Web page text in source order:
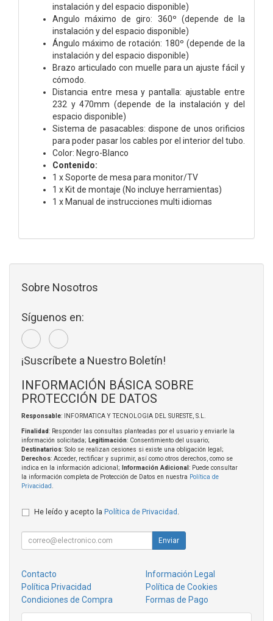
instalación y del espacio disponible)
Angulo máximo de giro: 360º (depende de la
instalación y del espacio disponible)
Ángulo máximo de rotación: 180º (depende de la
instalación y del espacio disponible)
Brazo articulado con muelle para un ajuste fácil y
cómodo.
Distancia entre mesa y pantalla: ajustable entre
232 y 470mm (depende de la instalación y del
espacio disponible)
Sistema de pasacables: dispone de unos orificios
para poder pasar los cables por el interior del tubo.
Color: Negro-Blanco
Contenido:
1 x Soporte de mesa para monitor/TV
1 x Kit de montaje (No incluye herramientas)
1 x Manual de instrucciones multi idiomas
Sobre Nosotros
Síguenos en:
¡Suscríbete a Nuestro Boletín!
INFORMACIÓN BÁSICA SOBRE
PROTECCIÓN DE DATOS
Responsable: INFORMATICA Y TECNOLOGIA DEL SURESTE, S.L.
Finalidad: Responder las consultas planteadas por el usuario y enviarle la
información solicitada; Legitimación: Consentimiento del usuario;
Destinatarios: Solo se realizan cesiones si existe una obligación legal;
Derechos: Acceder, rectificar y suprimir, así como otros derechos, como se
indica en la información adicional;
Información Adicional : Puede consultar
la información completa de Protección de Datos en nuestra Política de
Privacidad
He leído y acepto la Política de Privacidad
Enviar
Contacto
Información Legal
Política Privacidad
Política de Cookies
Condiciones de Compra
Formas de Pago